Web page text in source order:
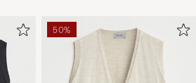
50%